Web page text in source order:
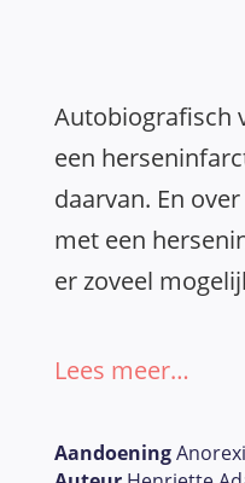
Autobiografisch
een
daarvan. En
met een
er zoveel
Lees meer…
Aandoening